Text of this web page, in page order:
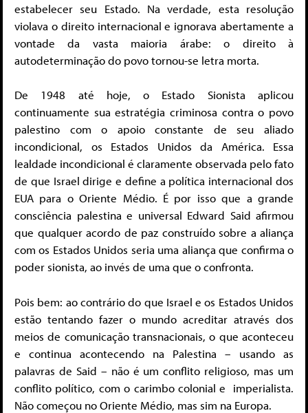
estabelecer seu Estado. Na verdade, esta resolução
violava o direito internacional e ignorava abertamente a
vontade da vasta maioria árabe: o direito à
autodeterminação do povo tornou-se letra morta.
De 1948 até hoje, o Estado Sionista aplicou
continuamente sua estratégia criminosa contra o povo
palestino com o apoio constante de seu aliado
incondicional, os Estados Unidos da América. Essa
lealdade incondicional é claramente observada pelo fato
de que Israel dirige e define a política internacional dos
EUA para o Oriente Médio. É por isso que a grande
consciência palestina e universal Edward Said afirmou
que qualquer acordo de paz construído sobre a aliança
com os Estados Unidos seria uma aliança que confirma o
poder sionista, ao invés de uma que o confronta.
Pois bem: ao contrário do que Israel e os Estados Unidos
estão tentando fazer o mundo acreditar através dos
meios de comunicação transnacionais, o que aconteceu
e continua acontecendo na Palestina – usando as
palavras de Said – não é um conflito religioso, mas um
conflito político, com o carimbo colonial e imperialista.
Não começou no Oriente Médio, mas sim na Europa.